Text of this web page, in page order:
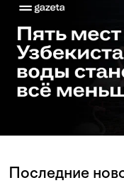
Последние